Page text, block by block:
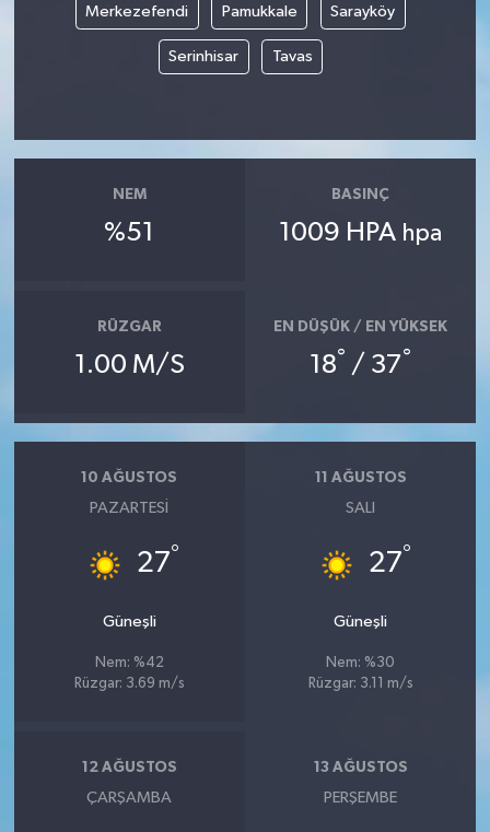
Merkezefendi Pamukkale Sarayköy
Serinhisar Tavas
NEM
%51
BASINÇ
1009 HPA hpa
RÜZGAR
1.00 M/S
EN DÜŞÜK / EN YÜKSEK
18° / 37°
10 AĞUSTOS
PAZARTESI
27°
Güneşli
Nem: %42
Rüzgar: 3.69 m/s
11 AĞUSTOS
SALI
27°
Güneşli
Nem: %30
Rüzgar: 3.11 m/s
12 AĞUSTOS
ÇARŞAMBA
13 AĞUSTOS
PERŞEMBE